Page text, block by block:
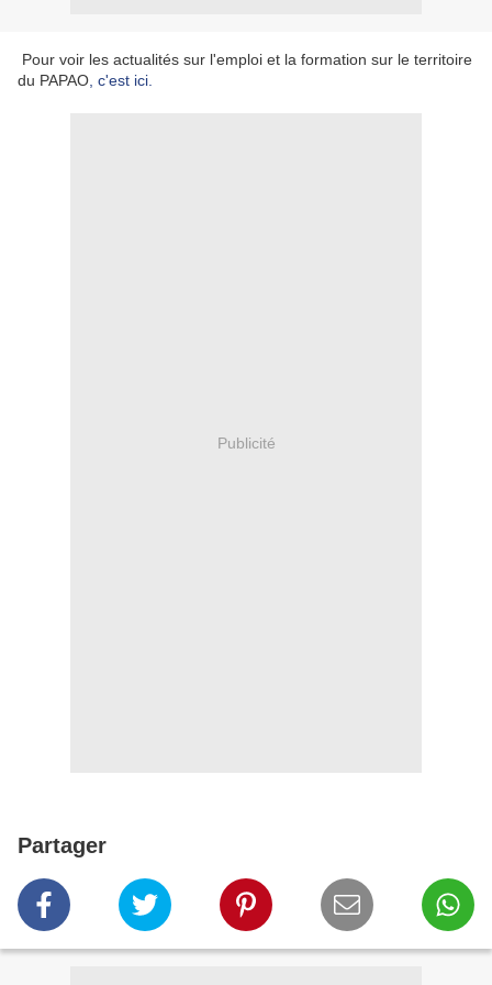
Pour voir les actualités sur l'emploi et la formation sur le territoire
du PAPAO , c'est ici.
Publicité
Partager